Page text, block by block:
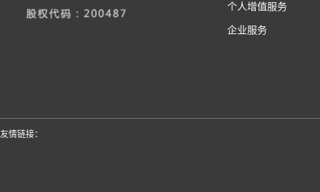
个人增值服务
企业服务
友情链接：